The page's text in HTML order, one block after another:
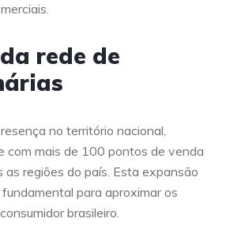
rede de
no território nacional,
com mais de 100 pontos de venda
as regiões do país. Esta expansão
para aproximar os
brasileiro.